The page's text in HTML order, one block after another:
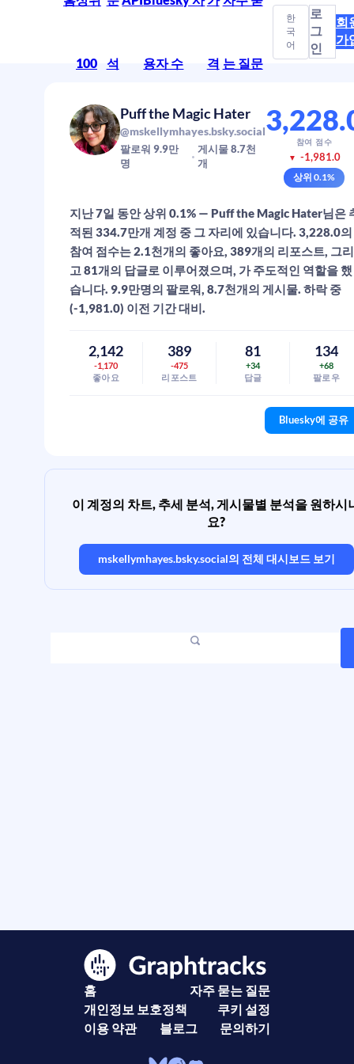
100 석 용자 수 격 는 질문
한
국
어
로
그
인
회
가
Puff the Magic Hater
@mskellymhayes.bsky.social
팔로워 9.9만
명
게시물8.7천
개
참여 점수
▼ -1,981.0
상위 0.1%
지난 7일 동안 상위 0.1% — Puff the Magic Hater님은
적된 334.7만개 계정 중 그 자리에 있습니다. 3,228.0의
참여 점수는 2.1천개의 좋아요, 389개의 리포스트, 그리
고 81개의 답글로 이루어졌으며, 가 주도적인 역할을 했
습니다. 9.9만명의 팔로워, 8.7천개의 게시물. 하락 중
(-1,981.0) 이전 기간 대비.
2,142
-1,170
좋아요
389
-475
리포스트
81
+34
답글
134
+68
팔로우
Bluesky에 공유
이 계정의 차트, 추세 분석, 게시물별 분석을 원하시
요?
mskellymhayes.bsky.social의 전체 대시보드 보기
홈
자주 묻는 질문
개인정보 보호정책
쿠키 설정
이용 약관
블로그 문의하기